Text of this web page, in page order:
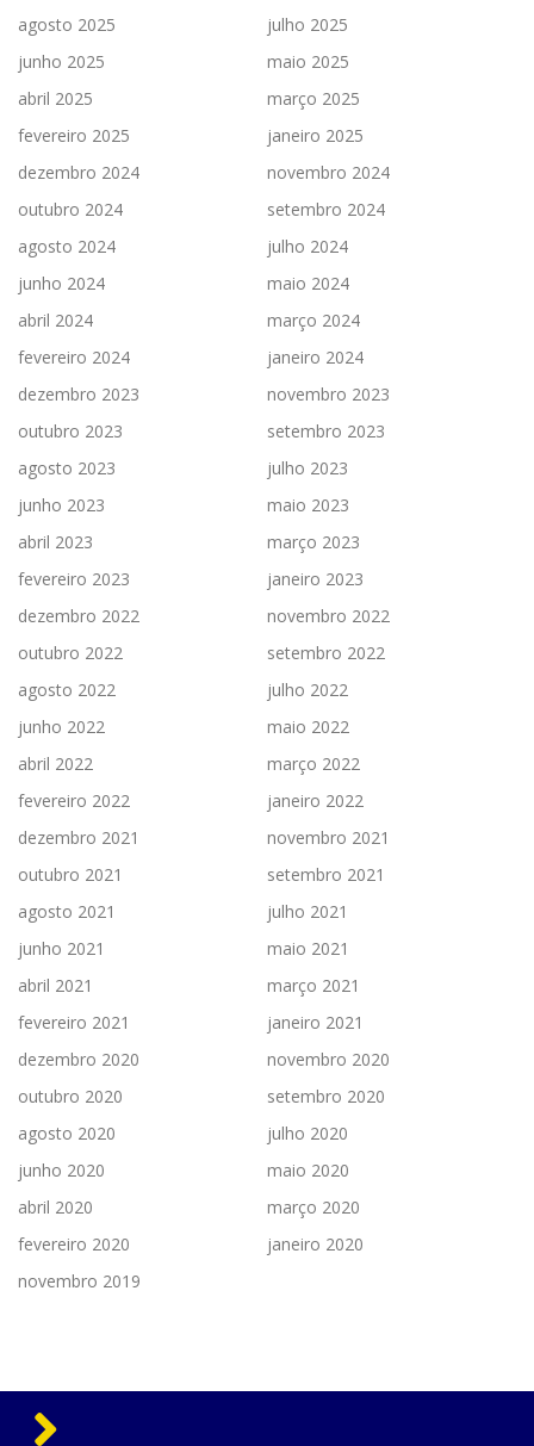
agosto 2025
julho 2025
junho 2025
maio 2025
abril 2025
março 2025
fevereiro 2025
janeiro 2025
dezembro 2024
novembro 2024
outubro 2024
setembro 2024
agosto 2024
julho 2024
junho 2024
maio 2024
abril 2024
março 2024
fevereiro 2024
janeiro 2024
dezembro 2023
novembro 2023
outubro 2023
setembro 2023
agosto 2023
julho 2023
junho 2023
maio 2023
abril 2023
março 2023
fevereiro 2023
janeiro 2023
dezembro 2022
novembro 2022
outubro 2022
setembro 2022
agosto 2022
julho 2022
junho 2022
maio 2022
abril 2022
março 2022
fevereiro 2022
janeiro 2022
dezembro 2021
novembro 2021
outubro 2021
setembro 2021
agosto 2021
julho 2021
junho 2021
maio 2021
abril 2021
março 2021
fevereiro 2021
janeiro 2021
dezembro 2020
novembro 2020
outubro 2020
setembro 2020
agosto 2020
julho 2020
junho 2020
maio 2020
abril 2020
março 2020
fevereiro 2020
janeiro 2020
novembro 2019